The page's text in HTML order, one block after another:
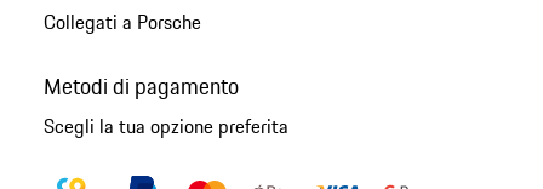
Collegati a Porsche
Metodi di pagamento
Scegli la tua opzione preferita